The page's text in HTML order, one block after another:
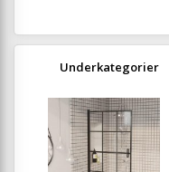
Underkategorier